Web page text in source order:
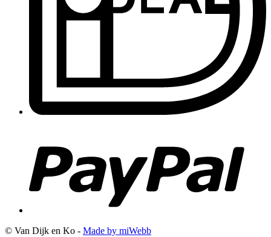
© Van Dijk en Ko - Made by miWebb